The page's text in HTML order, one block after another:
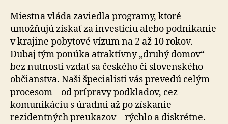
Miestna vláda zaviedla programy, ktoré
umožňujú získať za investíciu alebo podnikanie
v krajine pobytové vízum na 2 až 10 rokov.
Dubaj tým ponúka atraktívny „druhý domov“
bez nutnosti vzdať sa českého či slovenského
občianstva. Naši špecialisti vás prevedú celým
procesom – od prípravy podkladov, cez
komunikáciu s úradmi až po získanie
rezidentných preukazov – rýchlo a diskrétne.